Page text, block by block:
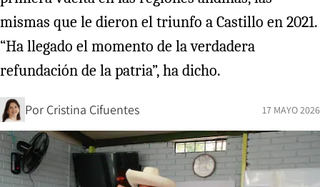
mismas que le dieron el triunfo a Castillo en 2021.
“Ha llegado el momento de la verdadera
refundación de la patria”, ha dicho.
Por Cristina Cifuentes 17 MAYO 2026